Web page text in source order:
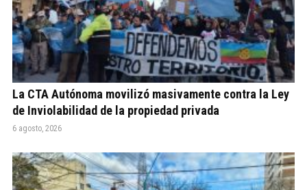
La CTA Autónoma movilizó masivamente contra la Ley
de Inviolabilidad de la propiedad privada
6 agosto, 2026